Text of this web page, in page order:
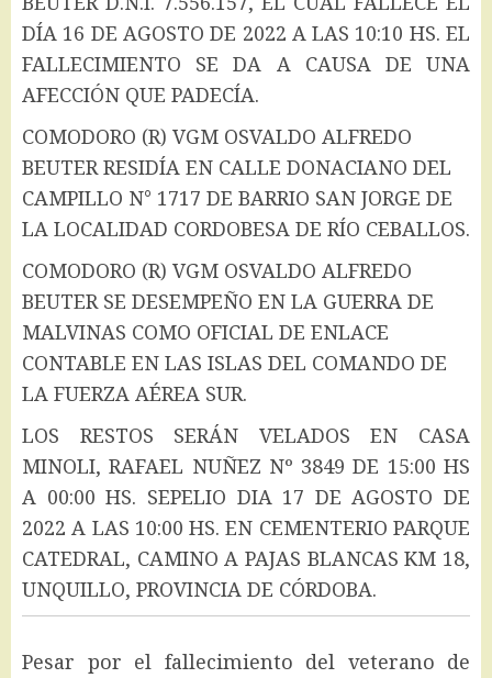
DÍA 16 DE AGOSTO DE 2022 A LAS 10:10 HS. EL
FALLECIMIENTO SE DA A CAUSA DE UNA
AFECCIÓN QUE PADECÍA.
COMODORO (R) VGM OSVALDO ALFREDO
BEUTER RESIDÍA EN CALLE DONACIANO DEL
CAMPILLO N° 1717 DE BARRIO SAN JORGE DE
LA LOCALIDAD CORDOBESA DE RÍO CEBALLOS.
COMODORO (R) VGM OSVALDO ALFREDO
BEUTER SE DESEMPEÑO EN LA GUERRA DE
MALVINAS COMO OFICIAL DE ENLACE
CONTABLE EN LAS ISLAS DEL COMANDO DE
LA FUERZA AÉREA SUR.
LOS RESTOS SERÁN VELADOS EN CASA
MINOLI, RAFAEL NUÑEZ Nº 3849 DE 15:00 HS
A 00:00 HS. SEPELIO DIA 17 DE AGOSTO DE
2022 A LAS 10:00 HS. EN CEMENTERIO PARQUE
CATEDRAL, CAMINO A PAJAS BLANCAS KM 18,
UNQUILLO, PROVINCIA DE CÓRDOBA.
Pesar por el fallecimiento del veterano de